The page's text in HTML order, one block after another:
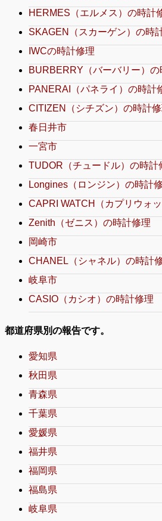
HERMES（エルメス）の時計
SKAGEN（スカーゲン）の時
IWCの時計修理
BURBERRY（バーバリー）の
PANERAI（パネライ）の時計
CITIZEN（シチズン）の時計
春日井市
一宮市
TUDOR（チュードル）の時計
Longines（ロンジン）の時計
CAPRI WATCH（カプリウォ
Zenith（ゼニス）の時計修理
岡崎市
CHANEL（シャネル）の時計
岐阜市
CASIO（カシオ）の時計修理
都道府県別の報告です。
愛知県
秋田県
青森県
千葉県
愛媛県
福井県
福岡県
福島県
岐阜県